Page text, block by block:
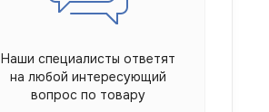
Наши специалисты ответят
на любой интересующий
вопрос по товару